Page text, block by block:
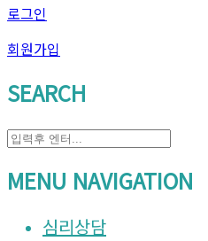
로그인
회원가입
SEARCH
MENU NAVIGATION
심리상담